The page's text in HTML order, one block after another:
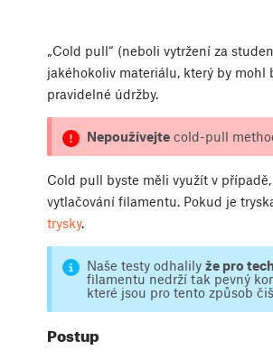
„Cold pull“ (neboli vytržení za
jakéhokoliv materiálu, který by mohl
pravidelné údržby.
Nepoužívejtecold-pull
Cold pull byste měli využít v
vytlačování filamentu. Pokud je
trysky.
Naše testy odhalily že pro
filamentu nedrží tak pevný
které jsou pro tento způsob
Postup